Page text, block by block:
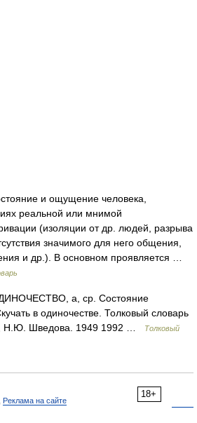
и ощущение человека,
реальной или мнимой
(изоляции от др. людей, разрыва
значимого для него общения,
и др.). В основном проявляется …
а, ср. Состояние
в одиночестве. Толковый словарь
Н.Ю. Шведова. 1949 1992 …
Толковый
18+
Реклама на сайте